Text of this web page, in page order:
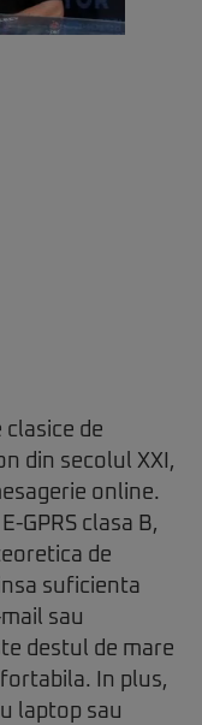
de
din secolul XXI,
online.
GPRS clasa B,
de
suficienta
sau
destul de mare
In plus,
laptop sau